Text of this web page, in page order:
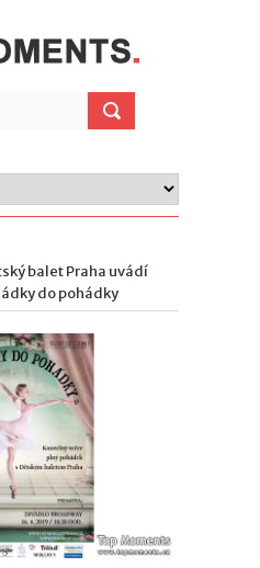
balet Praha uvádí
do pohádky